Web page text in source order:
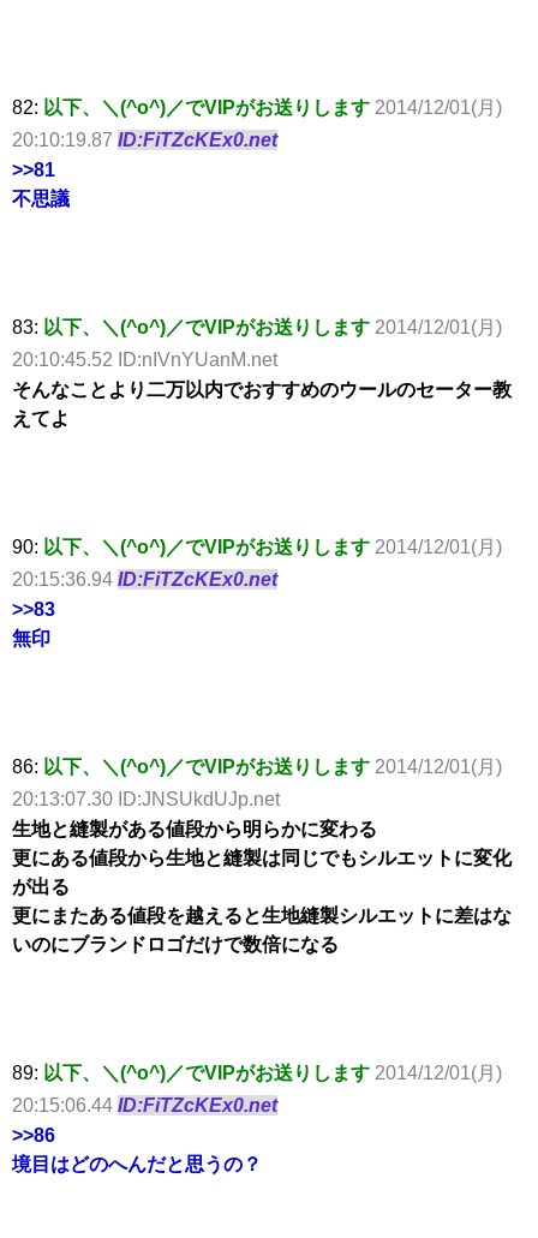
82: 以下、＼(^o^)／でVIPがお送りします 2014/12/01(月)
20:10:19.87 ID:FiTZcKEx0.net
>>81
不思議
83: 以下、＼(^o^)／でVIPがお送りします 2014/12/01(月)
20:10:45.52 ID:nIVnYUanM.net
そんなことより二万以内でおすすめのウールのセーター教
えてよ
90: 以下、＼(^o^)／でVIPがお送りします 2014/12/01(月)
20:15:36.94 ID:FiTZcKEx0.net
>>83
無印
86: 以下、＼(^o^)／でVIPがお送りします 2014/12/01(月)
20:13:07.30 ID:JNSUkdUJp.net
生地と縫製がある値段から明らかに変わる
更にある値段から生地と縫製は同じでもシルエットに変化
が出る
更にまたある値段を越えると生地縫製シルエットに差はな
いのにブランドロゴだけで数倍になる
89: 以下、＼(^o^)／でVIPがお送りします 2014/12/01(月)
20:15:06.44 ID:FiTZcKEx0.net
>>86
境目はどのへんだと思うの？